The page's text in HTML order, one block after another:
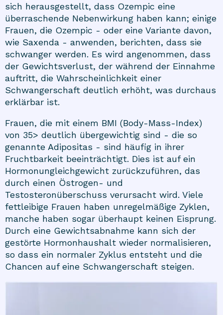
sich herausgestellt, dass Ozempic eine
überraschende Nebenwirkung haben kann; einige
Frauen, die Ozempic - oder eine Variante davon,
wie Saxenda - anwenden, berichten, dass sie
schwanger werden. Es wird angenommen, dass
der Gewichtsverlust, der während der Einnahme
auftritt, die Wahrscheinlichkeit einer
Schwangerschaft deutlich erhöht, was durchaus
erklärbar ist.
Frauen, die mit einem BMI (Body-Mass-Index)
von 35> deutlich übergewichtig sind - die so
genannte Adipositas - sind häufig in ihrer
Fruchtbarkeit beeinträchtigt. Dies ist auf ein
Hormonungleichgewicht zurückzuführen, das
durch einen Östrogen- und
Testosteronüberschuss verursacht wird. Viele
fettleibige Frauen haben unregelmäßige Zyklen,
manche haben sogar überhaupt keinen Eisprung.
Durch eine Gewichtsabnahme kann sich der
gestörte Hormonhaushalt wieder normalisieren,
so dass ein normaler Zyklus entsteht und die
Chancen auf eine Schwangerschaft steigen.